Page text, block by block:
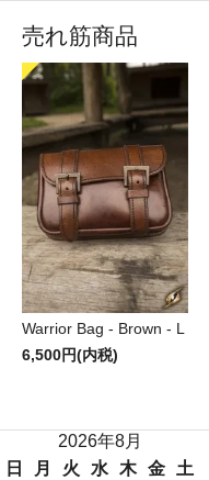
売れ筋商品
Warrior Bag - Brown - L
6,500円(内税)
2026年8月
日
月 火 水 木 金
土